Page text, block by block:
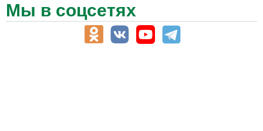
Мы в соцсетях